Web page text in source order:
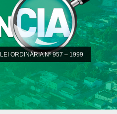
LEI ORDINÁRIA Nº 957 – 1999